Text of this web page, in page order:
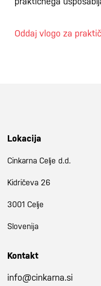
Oddaj vlogo za
Lokacija
Cinkarna Celje d.d.
Kidričeva 26
3001 Celje
Slovenija
Kontakt
info@cinkarna.si